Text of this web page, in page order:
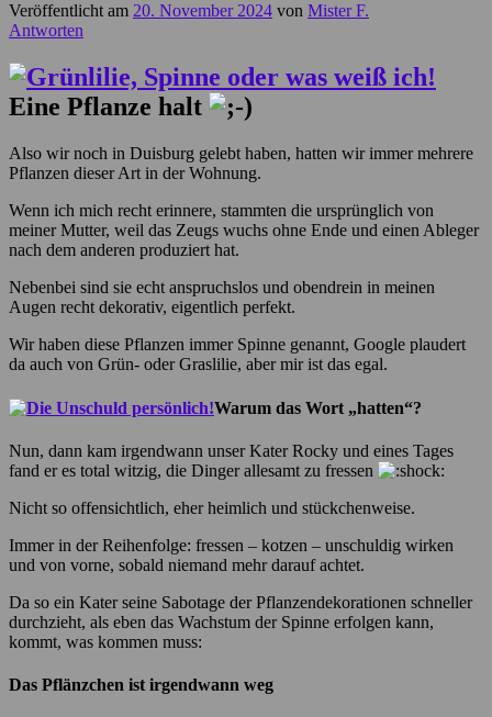
Veröffentlicht am 20. November 2024 von Mister F.
Antworten
Eine Pflanze halt
Also wir noch in Duisburg gelebt haben, hatten wir immer mehrere
Pflanzen dieser Art in der Wohnung.
Wenn ich mich recht erinnere, stammten die ursprünglich von
meiner Mutter, weil das Zeugs wuchs ohne Ende und einen Ableger
nach dem anderen produziert hat.
Nebenbei sind sie echt anspruchslos und obendrein in meinen
Augen recht dekorativ, eigentlich perfekt.
Wir haben diese Pflanzen immer Spinne genannt, Google plaudert
da auch von Grün- oder Graslilie, aber mir ist das egal.
Warum das Wort „hatten“?
Nun, dann kam irgendwann unser Kater Rocky und eines Tages
fand er es total witzig, die Dinger allesamt zu fressen
Nicht so offensichtlich, eher heimlich und stückchenweise.
Immer in der Reihenfolge: fressen – kotzen – unschuldig wirken
und von vorne, sobald niemand mehr darauf achtet.
Da so ein Kater seine Sabotage der Pflanzendekorationen schneller
durchzieht, als eben das Wachstum der Spinne erfolgen kann,
kommt, was kommen muss:
Das Pflänzchen ist irgendwann weg